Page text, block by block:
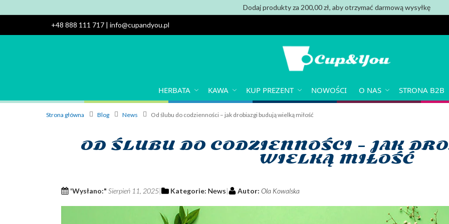
Dodaj produkty za 200,00 zł, aby otrzymać darmową wysyłkę
+48 888 111 717 | info@cupandyou.pl
HERBATA KAWA KUP PREZENT NOWOŚCI O NAS STRONA B2B
Strona główna Blog News Od ślubu do codzienności – jak drobiazgi budują wielką miłość
OD ŚLUBU DO CODZIENNOŚCI – JAK
WIELKĄ MIŁOŚĆ
'Wysłano:" Sierpień 11, 2025 Kategorie: News Autor: Ola Kowalska